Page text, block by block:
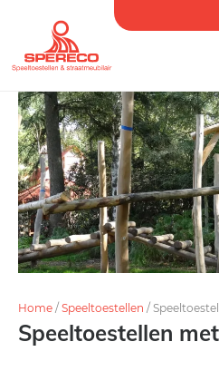
Home / Speeltoestellen /
Speeltoestellen